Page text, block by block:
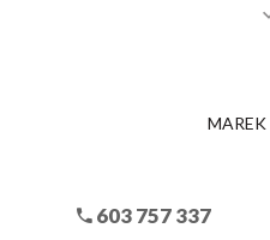
MAREK
603 757 337